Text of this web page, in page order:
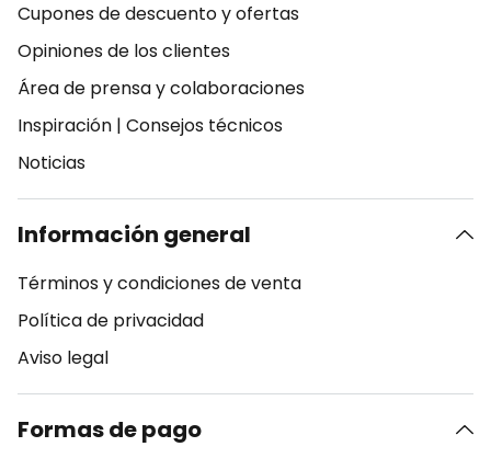
Cupones de descuento y ofertas
Opiniones de los clientes
Área de prensa y colaboraciones
Inspiración | Consejos técnicos
Noticias
Información general
Términos y condiciones de venta
Política de privacidad
Aviso legal
Formas de pago